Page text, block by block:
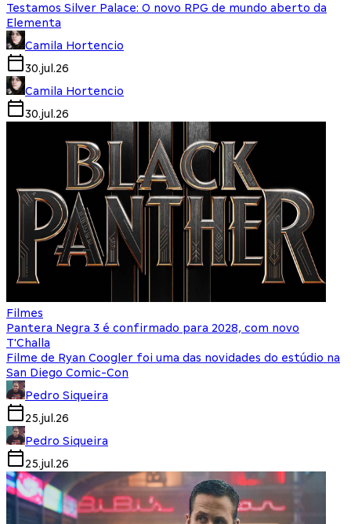
Testamos Silver Palace: O novo RPG de mundo aberto da
Elementa
Camila Hortencio
30.jul.26
Camila Hortencio
30.jul.26
Filmes
Pantera Negra 3 é confirmado para 2028, com novo
T'Challa
Filme de Ryan Coogler foi uma das novidades do estúdio na
San Diego Comic-Con
Pedro Siqueira
25.jul.26
Pedro Siqueira
25.jul.26